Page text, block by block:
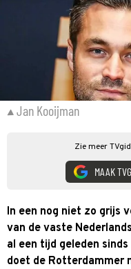
Jan Kooijman
Zie meer
MAAK
In een nog niet zo grijs
van de vaste
al een tijd geleden
doet de Rotterdammer